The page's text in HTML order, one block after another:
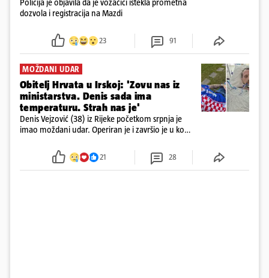
Policija je objavila da je vozačici istekla prometna
dozvola i registracija na Mazdi
23 91
MOŽDANI UDAR
Obitelj Hrvata u Irskoj: 'Zovu nas iz
ministarstva. Denis sada ima
temperaturu. Strah nas je'
Denis Vejzović (38) iz Rijeke početkom srpnja je
imao moždani udar. Operiran je i završio je u komi.
tamošnji liječnici ne vjeruju u oporavak: 'Imamo
21 28